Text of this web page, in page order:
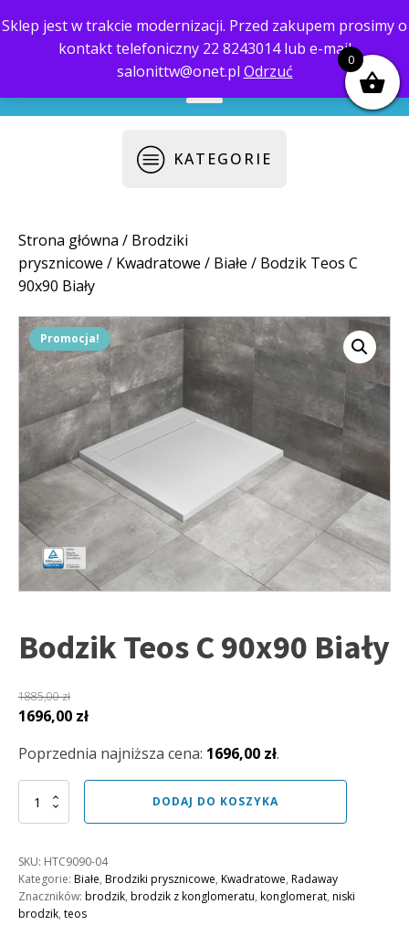
Sklep jest w trakcie modernizacji. Przed zakupem prosimy o
kontakt telefoniczny 22 8243014 lub e-mail
salonittw@onet.pl Odrzuć
biuro@saloni.pl 22 559-10-50
KATEGORIE
Strona główna / Brodziki
prysznicowe / Kwadratowe / Białe / Bodzik Teos C
90x90 Biały
Promocja!
Bodzik Teos C 90x90 Biały
1885,00zł
Pierwotna
wynosiła:
1885,00 zł.
1696,00 złAktualna
wynosi:
1696,00 zł.
Poprzednia najniższa cena: 1696,00 zł.
ilość
90x90
Biały
DODAJ DO KOSZYKA
SKU: HTC9090-04
Kategorie: Białe, Brodziki prysznicowe, Kwadratowe, Radaway
Znaczników: brodzik, brodzik z konglomeratu, konglomerat, niski
brodzik, teos
0